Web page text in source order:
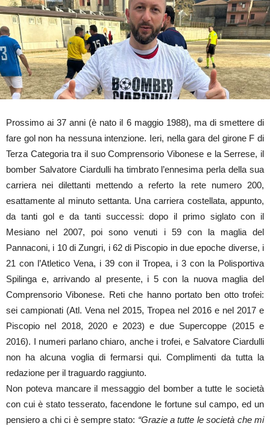
Prossimo ai 37 anni (è nato il 6 maggio 1988), ma di smettere di
fare gol non ha nessuna intenzione. Ieri, nella gara del girone F di
Terza Categoria tra il suo Comprensorio Vibonese e la Serrese, il
bomber Salvatore Ciardulli ha timbrato l’ennesima perla della sua
carriera nei dilettanti mettendo a referto la rete numero 200,
esattamente al minuto settanta. Una carriera costellata, appunto,
da tanti gol e da tanti successi: dopo il primo siglato con il
Mesiano nel 2007, poi sono venuti i 59 con la maglia del
Pannaconi, i 10 di Zungri, i 62 di Piscopio in due epoche diverse, i
21 con l’Atletico Vena, i 39 con il Tropea, i 3 con la Polisportiva
Spilinga e, arrivando al presente, i 5 con la nuova maglia del
Comprensorio Vibonese. Reti che hanno portato ben otto trofei:
sei campionati (Atl. Vena nel 2015, Tropea nel 2016 e nel 2017 e
Piscopio nel 2018, 2020 e 2023) e due Supercoppe (2015 e
2016). I numeri parlano chiaro, anche i trofei, e Salvatore Ciardulli
non ha alcuna voglia di fermarsi qui. Complimenti da tutta la
redazione per il traguardo raggiunto.
Non poteva mancare il messaggio del bomber a tutte le società
con cui è stato tesserato, facendone le fortune sul campo, ed un
pensiero a chi ci è sempre stato: “Grazie a tutte le società che mi